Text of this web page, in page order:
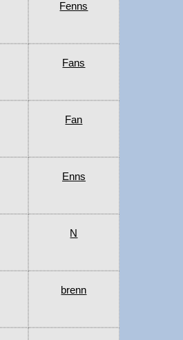
Fenns
Fans
Fan
Enns
N
brenn